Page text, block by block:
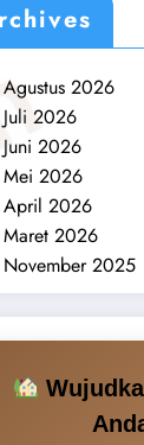
Agustus 2026
Juli 2026
Juni 2026
Mei 2026
April 2026
Maret 2026
November 2025